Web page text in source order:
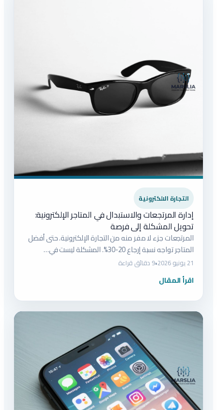
التجارة الالكترونية
إدارة المرتجعات والاستبدال في المتاجر الإلكترونية:
تحويل المشكلة إلى فرصة
المرتجعات جزء لا مفر منه من التجارة الإلكترونية. حتى أفضل
المتاجر تواجه نسبة إرجاع 20-30%. المشكلة ليست في…
21 يونيو 2026 •9 دقائق قراءة
اقرأ المقال